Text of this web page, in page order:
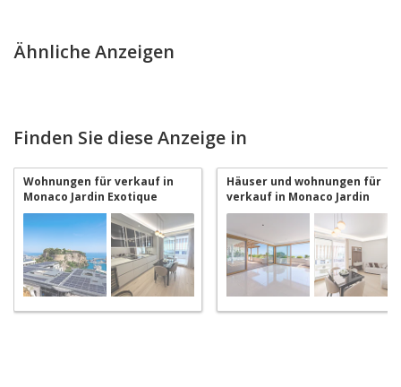
Ähnliche Anzeigen
Finden Sie diese Anzeige in
Wohnungen für verkauf in
Monaco Jardin Exotique
Häuser und wohnungen für
verkauf in Monaco Jardin
Exotique